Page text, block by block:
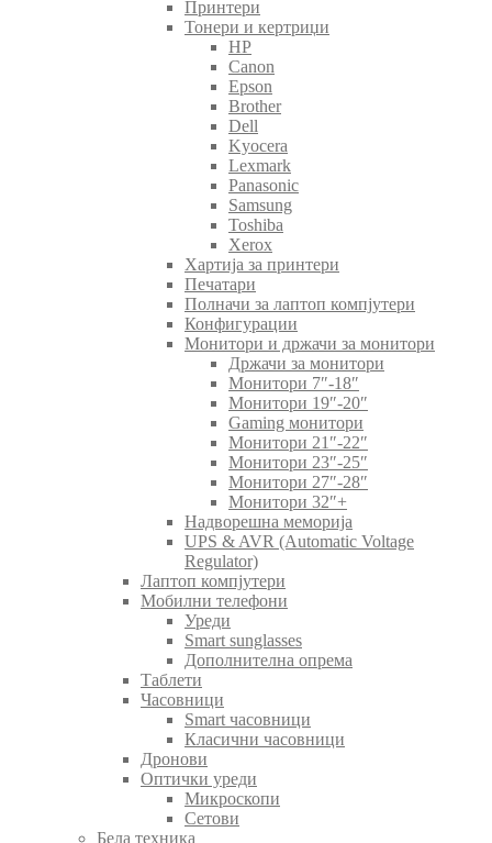
Принтери
Тонери и кертриџи
HP
Canon
Epson
Brother
Dell
Kyocera
Lexmark
Panasonic
Samsung
Toshiba
Xerox
Хартија за принтери
Печатари
Полначи за лаптоп компјутери
Конфигурации
Монитори и држачи за монитори
Држачи за монитори
Монитори 7″-18″
Монитори 19″-20″
Gaming монитори
Монитори 21″-22″
Монитори 23″-25″
Монитори 27″-28″
Монитори 32″+
Надворешна меморија
UPS & AVR (Automatic Voltage
Regulator)
Лаптоп компјутери
Мобилни телефони
Уреди
Smart sunglasses
Дополнителна опрема
Таблети
Часовници
Smart часовници
Класични часовници
Дронови
Оптички уреди
Микроскопи
Сетови
Бела техника